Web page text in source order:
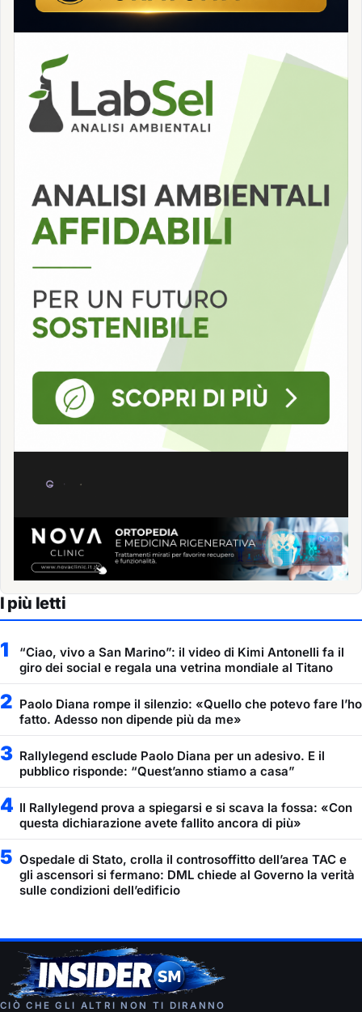
I più letti
1
“Ciao, vivo a San Marino”: il video di Kimi Antonelli fa il
giro dei social e regala una vetrina mondiale al Titano
2 Paolo Diana rompe il silenzio: «Quello che potevo fare l’ho
fatto. Adesso non dipende più da me»
3 Rallylegend esclude Paolo Diana per un adesivo. E il
pubblico risponde: “Quest’anno stiamo a casa”
4 Il Rallylegend prova a spiegarsi e si scava la fossa: «Con
questa dichiarazione avete fallito ancora di più»
5 Ospedale di Stato, crolla il controsoffitto dell’area TAC e
gli ascensori si fermano: DML chiede al Governo la verità
sulle condizioni dell’edificio
CIÒ CHE GLI ALTRI NON TI DIRANNO